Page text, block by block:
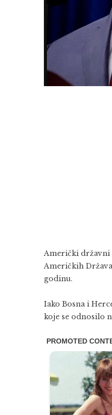
Američki državni
Američkih
godinu.
Iako Bosna i
koje se odnosilo